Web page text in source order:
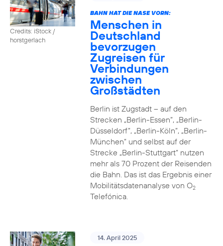
Credits: iStock /
horstgerlach
BAHN HAT DIE NASE VORN:
Menschen in
Deutschland
bevorzugen
Zugreisen für
Verbindungen
zwischen
Großstädten
Berlin ist Zugstadt – auf den
Strecken „Berlin-Essen”, „Berlin-
Düsseldorf”, „Berlin-Köln”, „Berlin-
München” und selbst auf der
Strecke „Berlin-Stuttgart“ nutzen
mehr als 70 Prozent der Reisenden
die Bahn. Das ist das Ergebnis einer
Mobilitätsdatenanalyse von O2
Telefónica.
14. April 2025